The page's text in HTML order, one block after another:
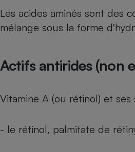
Les acides aminés sont des
mélange sous la forme
Actifs antirides (non
Vitamine A (ou rétinol) et
- le rétinol, palmitate de